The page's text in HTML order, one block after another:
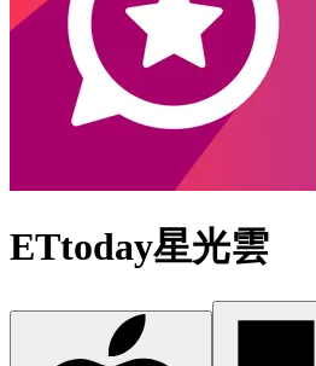
ETtoday星光雲